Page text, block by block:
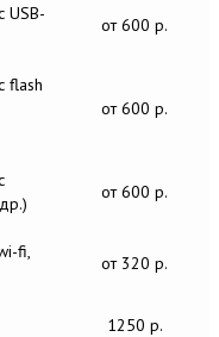
USB-
от 600 р.
flash
от 600 р.
от 600 р.
fi,
от 320 р.
1250 р.